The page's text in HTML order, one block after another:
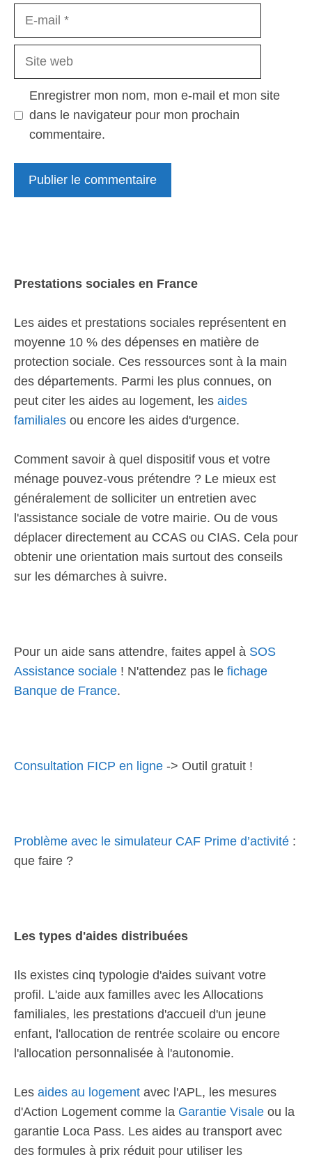
Site
Enregistrer mon nom, mon e-mail et mon site
dans le navigateur pour mon prochain
commentaire.
Prestations sociales en France
Les aides et prestations sociales représentent en
moyenne 10 % des dépenses en matière de
protection sociale. Ces ressources sont à la main
des départements. Parmi les plus connues, on
peut citer les aides au logement, les aides
familiales ou encore les aides d'urgence.
Comment savoir à quel dispositif vous et votre
ménage pouvez-vous prétendre ? Le mieux est
généralement de solliciter un entretien avec
l'assistance sociale de votre mairie. Ou de vous
déplacer directement au CCAS ou CIAS. Cela pour
obtenir une orientation mais surtout des conseils
sur les démarches à suivre.
Pour un aide sans attendre, faites appel à SOS
Assistance sociale ! N'attendez pas le fichage
Banque de France.
Consultation FICP en ligne -> Outil gratuit !
Problème avec le simulateur CAF Prime d’activité :
que faire ?
Les types d'aides distribuées
Ils existes cinq typologie d'aides suivant votre
profil. L'aide aux familles avec les Allocations
familiales, les prestations d'accueil d'un jeune
enfant, l'allocation de rentrée scolaire ou encore
l'allocation personnalisée à l'autonomie.
Les aides au logement avec l'APL, les mesures
d'Action Logement comme la Garantie Visale ou la
garantie Loca Pass. Les aides au transport avec
des formules à prix réduit pour utiliser les